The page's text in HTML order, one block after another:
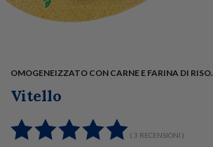
OMOGENEIZZATO CON CARNE E FARINA DI RISO.
Vitello
( 3 RECENSIONI )